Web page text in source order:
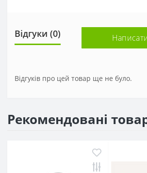
Відгуки (0)
Відгуків про цей товар ще не було.
Рекомендовані